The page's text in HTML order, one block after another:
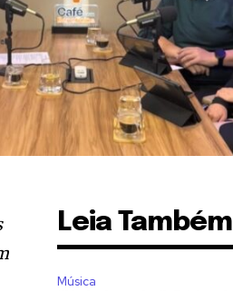
Leia Também
Música